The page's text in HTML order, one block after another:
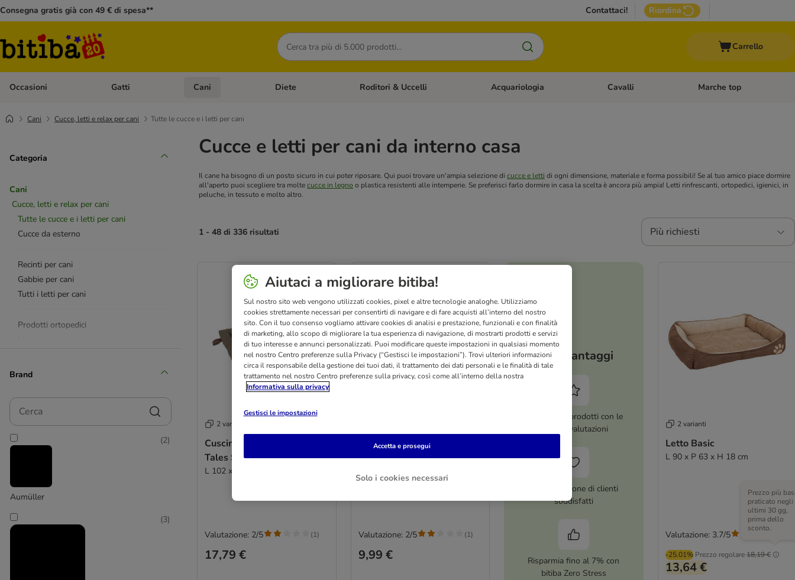
Consegna gratis già con 49 € di spesa** Contattaci! Riordina
Cerca
Carrello
Occasioni Apri Menù Categoria: Occasioni
Gatti Apri Menù Categoria: Gatti
Cani Apri Menù Categoria: Cani
Diete Apri Menù Categoria: Diete
Roditori & Uccelli Apri Menù Categoria: Roditori & Uccelli
Acquariologia Apri Menù Categoria: Acquariologia
Cavalli Apri Menù Categoria: Cavalli
Marche top
Cani Cucce, letti e relax per cani Tutte le cucce e i letti per cani
Categoria
Cani
Cucce, letti e relax per cani
Tutte le cucce e i letti per cani
Cucce da esterno
Recinti per cani
Gabbie per cani
Tutti i letti per cani
Prodotti ortopedici
Coperte per cani
Divanetti per cani
Nicchie per cani
Porte per cani
Accessori per la casa
Cucce in Memory Foam
Brand
Cerca
Aumüller
(2)
(3)
Cucce e letti per cani da interno casa
Il cane ha bisogno di un posto sicuro in cui poter riposare. Qui puoi trovare un'ampia selezione di cucce e letti di ogni dimensione, materiale e forma possibili! Se al tuo amico piace dormire
all'aperto puoi scegliere tra moltecucce in legno o plastica resistenti alle intemperie. Se preferisci farlo dormire in casa la scelta è ancora più ampia! Letti rinfrescanti, ortopedici, igienici, in
peluche, in tessuto e molto altro.
1 - 48 di 336 risultati Più richiesti
2 varianti
Cuscino da esterno Nomad
Tales Spirit Pine per cane
L 102 x P 64 x H 10 cm
17,79 €
Valutazione: 2/5 (1)
Cuscino da esterno Nomad
Tales Spirit Pine per cane
9,99 €
Valutazione: 2/5 (1)
I tuoi vantaggi
Oltre 8.000 prodotti con le
migliori valutazioni
Più di 1 milione di clienti
soddisfatti
Risparmia fino al 7% con
bitiba Zero Stress
2 varianti
Letto Basic
L 90 x P 63 x H 18 cm
-25.01% Prezzo regolare18,19 €
Prezzo più
praticato negli
ultimi 30 gg,
prima dello
sconto.
13,64 €
Valutazione: 3.7/5
Aiutaci a migliorare bitiba!
Sul nostro sito web vengono utilizzati cookies, pixel e altre tecnologie analoghe. Utilizziamo
cookies strettamente necessari per consentirti di navigare e di fare acquisti all’interno del nostro
sito. Con il tuo consenso vogliamo attivare cookies di analisi e prestazione, funzionali e con finalità
di marketing, allo scopo di migliorare la tua esperienza di navigazione, di mostrarti prodotti e servizi
di tuo interesse e annunci personalizzati. Puoi modificare queste impostazioni in qualsiasi momento
nel nostro Centro preferenze sulla Privacy (“Gestisci le impostazioni”). Trovi ulteriori informazioni
circa il responsabile della gestione dei tuoi dati, il trattamento dei dati personali e le finalità di tale
trattamento nel nostro Centro preferenze sulla privacy, così come all’interno della nostra
Informativa sulla privacy
Gestisci le impostazioni
Solo i cookies necessari
Accetta e prosegui